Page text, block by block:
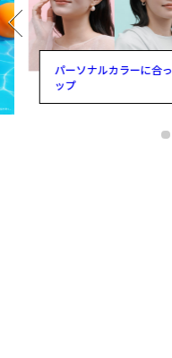
パーソナルカラーに合
ップ